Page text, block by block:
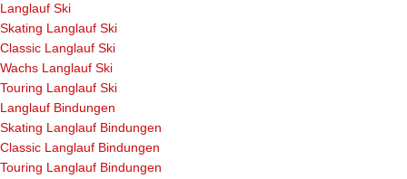
Langlauf Ski
Skating Langlauf Ski
Classic Langlauf Ski
Wachs Langlauf Ski
Touring Langlauf Ski
Langlauf Bindungen
Skating Langlauf Bindungen
Classic Langlauf Bindungen
Touring Langlauf Bindungen